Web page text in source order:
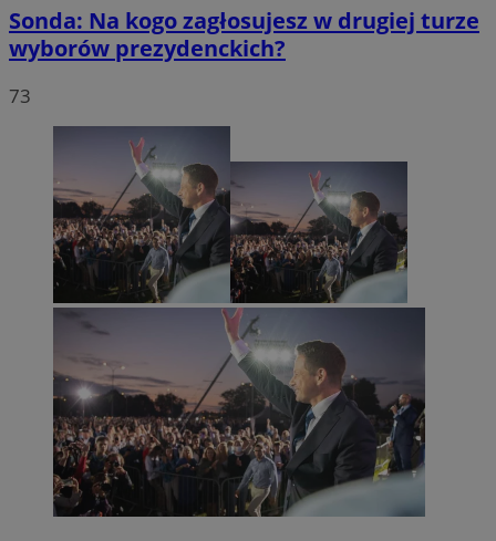
Sonda: Na kogo zagłosujesz w drugiej turze
wyborów prezydenckich?
73